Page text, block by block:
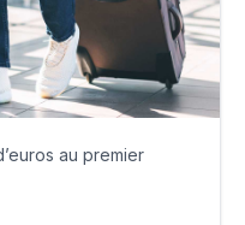
au premier